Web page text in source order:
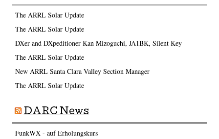
The ARRL Solar Update
The ARRL Solar Update
DXer and DXpeditioner Kan Mizoguchi, JA1BK, Silent Key
The ARRL Solar Update
New ARRL Santa Clara Valley Section Manager
The ARRL Solar Update
DARC News
FunkWX - auf Erholungskurs